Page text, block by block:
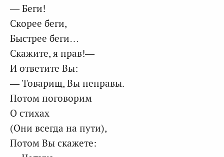
— Беги!
Скорее беги,
Быстрее беги…
Скажите, я прав!—
И ответите Вы:
— Товарищ, Вы неправы.
Потом поговорим
О стихах
(Они всегда на пути),
Потом Вы скажете: